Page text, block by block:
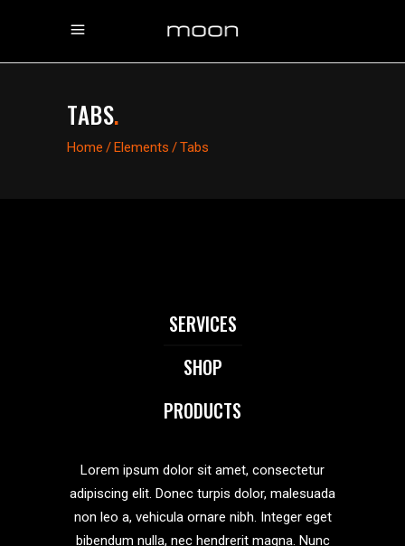
TABS.
Home /Elements /Tabs
SERVICES
SHOP
PRODUCTS
Lorem ipsum dolor sit amet, consectetur
adipiscing elit. Donec turpis dolor, malesuada
non leo a, vehicula ornare nibh. Integer eget
bibendum nulla, nec hendrerit magna. Nunc